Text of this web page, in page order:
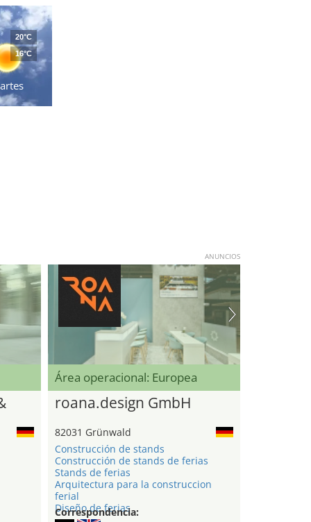
20°C
16°C
ANUNCIOS
Área operacional: Europea
roana.design GmbH
82031 Grünwald
Construcción de stands
Construcción de stands de ferias
Stands de ferias
Arquitectura para la construccion
ferial
Diseño de ferias
Correspondencia: